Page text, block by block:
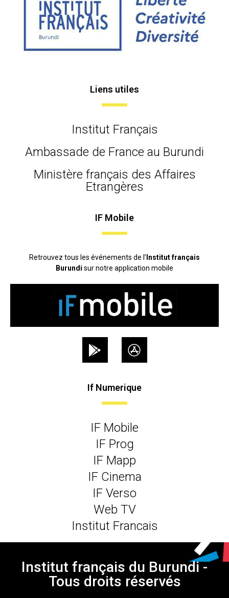
Liens utiles
Institut Français
Ambassade de France au Burundi
Ministère français des Affaires
Etrangères
IF Mobile
Retrouvez tous les événements de l’ Institut français
Burundi sur notre application mobile
If Numerique
IF Mobile
IF Prog
IF Mapp
IF Cinema
IF Verso
Web TV
Institut Francais
Institut français du Burundi -
Tous droits réservés